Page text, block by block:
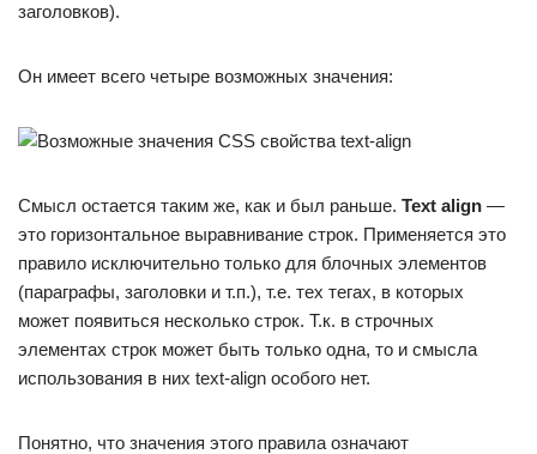
заголовков).
Он имеет всего четыре возможных значения:
Смысл остается таким же, как и был раньше. Text align —
это горизонтальное выравнивание строк. Применяется это
правило исключительно только для блочных элементов
(параграфы, заголовки и т.п.), т.е. тех тегах, в которых
может появиться несколько строк. Т.к. в строчных
элементах строк может быть только одна, то и смысла
использования в них text-align особого нет.
Понятно, что значения этого правила означают